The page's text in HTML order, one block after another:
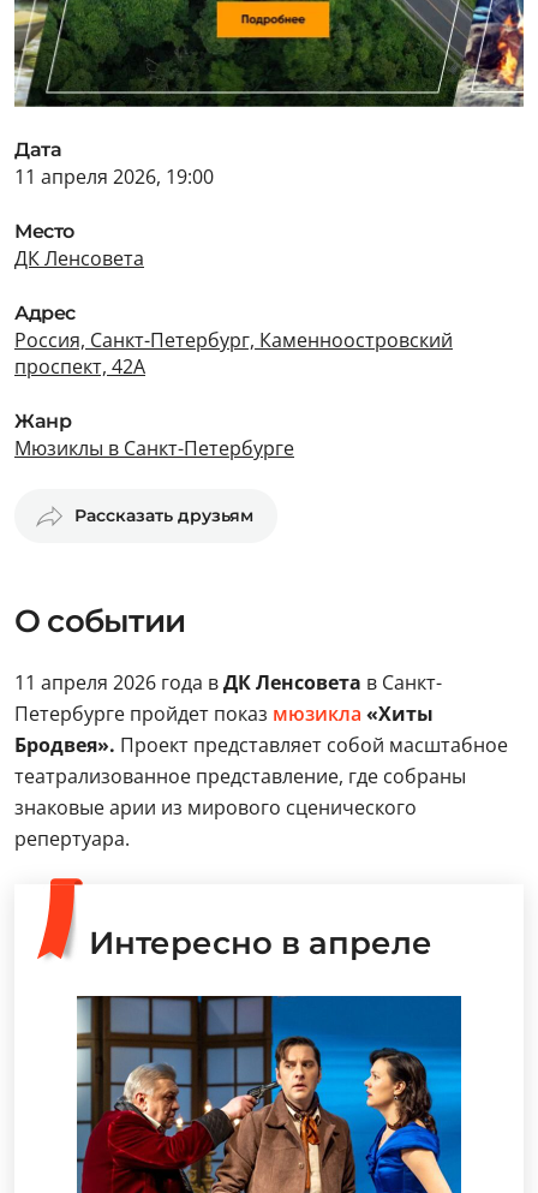
Дата
11 апреля 2026, 19:00
Место
ДК Ленсовета
Адрес
Россия, Санкт-Петербург, Каменноостровский
проспект, 42А
Жанр
Мюзиклы в Санкт-Петербурге
Рассказать друзьям
О событии
11 апреля 2026 года вДК Ленсовета в Санкт-
Петербурге пройдет показ мюзикла «Хиты
Бродвея». Проект представляет собой масштабное
театрализованное представление, где собраны
знаковые арии из мирового сценического
репертуара.
Интересно в апреле